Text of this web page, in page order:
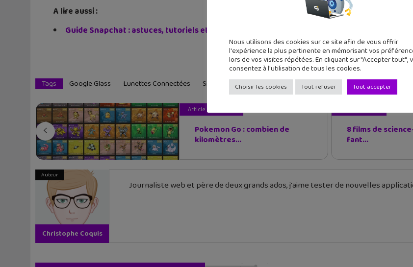
A lire aussi :
Guide Snapchat : astuces, tutoriels et les dernières actualités
Tags Google Glass Lunettes Connectées Snap Vidéo Snapchat Spectacles
Article précédent
Pokemon Go : combien de
kilomètres...
8 films de
fant...
Auteur
Christophe Coquis
Journaliste web et père de deux grands ados, j'aime tester de nouvelles
Nous utilisons des cookies sur ce site afin de vous offrir
l'expérience la plus pertinente en mémorisant vos
lors de vos visites répétées. En cliquant sur "Accepter tout",
consentez à l'utilisation de tous les cookies.
Choisir les cookies Tout refuser Tout accepter